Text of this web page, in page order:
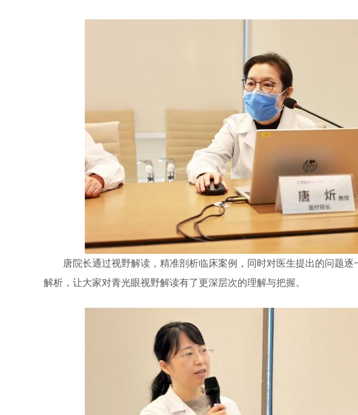
唐院长通过视野解读，精准剖析临床案例，同时对医生提出的问题逐
解析，让大家对青光眼视野解读有了更深层次的理解与把握。